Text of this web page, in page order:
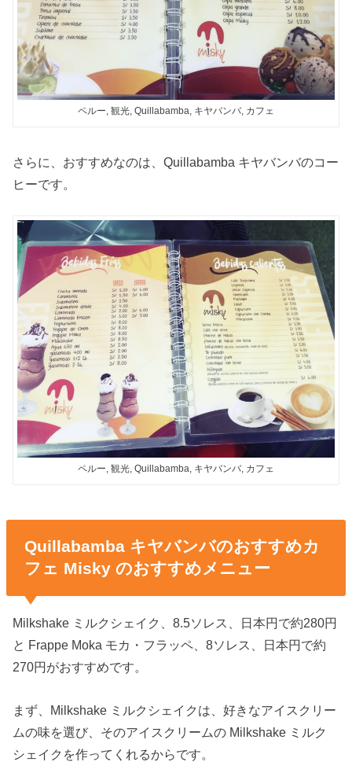
ペルー, 観光, Quillabamba, キヤバンバ, カフェ
さらに、おすすめなのは、Quillabamba キヤバンバのコー
ヒーです。
ペルー, 観光, Quillabamba, キヤバンバ, カフェ
Quillabamba キヤバンバのおすすめカ
フェ Misky のおすすめメニュー
Milkshake ミルクシェイク、8.5ソレス、日本円で約280円
と Frappe Moka モカ・フラッペ、8ソレス、日本円で約
270円がおすすめです。
まず、Milkshake ミルクシェイクは、好きなアイスクリー
ムの味を選び、そのアイスクリームの Milkshake ミルク
シェイクを作ってくれるからです。